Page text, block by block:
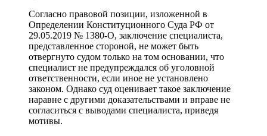
Согласно правовой позиции, изложенной в
Определении Конституционного Суда РФ от
29.05.2019 № 1380-О, заключение специалиста,
представленное стороной, не может быть
отвергнуто судом только на том основании, что
специалист не предупреждался об уголовной
ответственности, если иное не установлено
законом. Однако суд оценивает такое заключение
наравне с другими доказательствами и вправе не
согласиться с выводами специалиста, приведя
мотивы.